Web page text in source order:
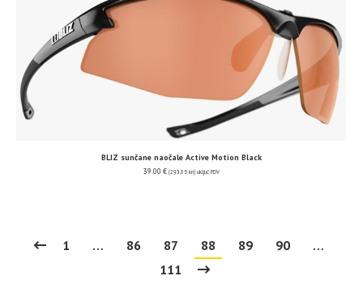
BLIZ sunčane naočale Active Motion Black
39.00 € (293.85 kn) uključ. PDV
1 … 86 87 88 89 90
…
111